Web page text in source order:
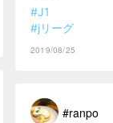
#J1
#jリーグ
2019/08/25
#ranpo